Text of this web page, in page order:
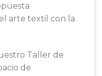
arte textil con la
Taller de
de